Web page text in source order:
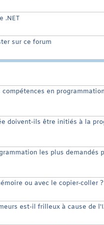
.NET
sur ce forum
en
doivent-ils être initiés à la
les plus demandés
ou avec le copier-coller ?
est-il frilleux à cause de